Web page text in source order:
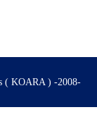
( KOARA ) -2008-